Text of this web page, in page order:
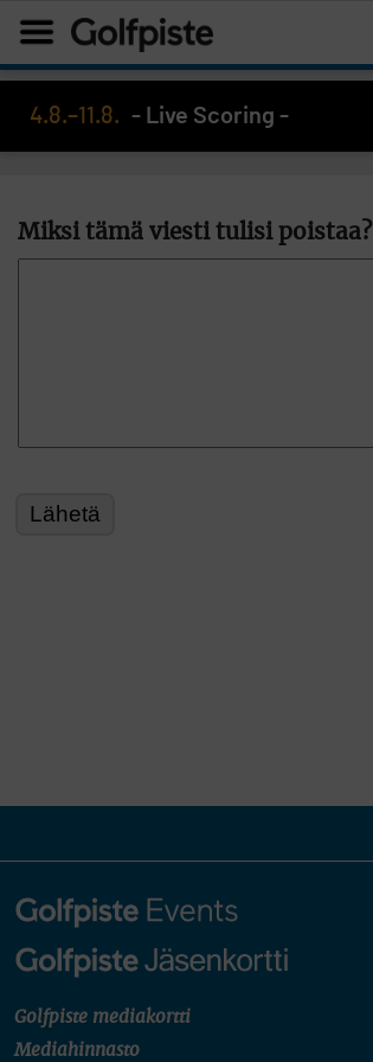
4.8.–11.8. - Live Scoring -
Miksi tämä viesti tulisi poistaa?
Golfpiste mediakortti
Mediahinnasto